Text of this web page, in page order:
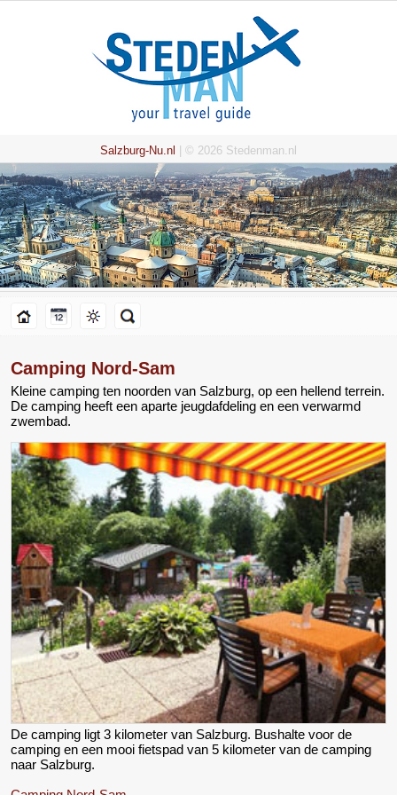
Salzburg-Nu.nl | © 2026 Stedenman.nl
Camping Nord-Sam
Kleine camping ten noorden van Salzburg, op een hellend terrein.
De camping heeft een aparte jeugdafdeling en een verwarmd
zwembad.
De camping ligt 3 kilometer van Salzburg. Bushalte voor de
camping en een mooi fietspad van 5 kilometer van de camping
naar Salzburg.